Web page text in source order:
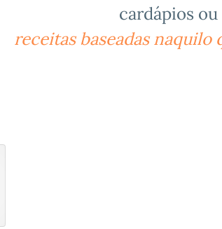
cardápios
receitas baseadas naquilo